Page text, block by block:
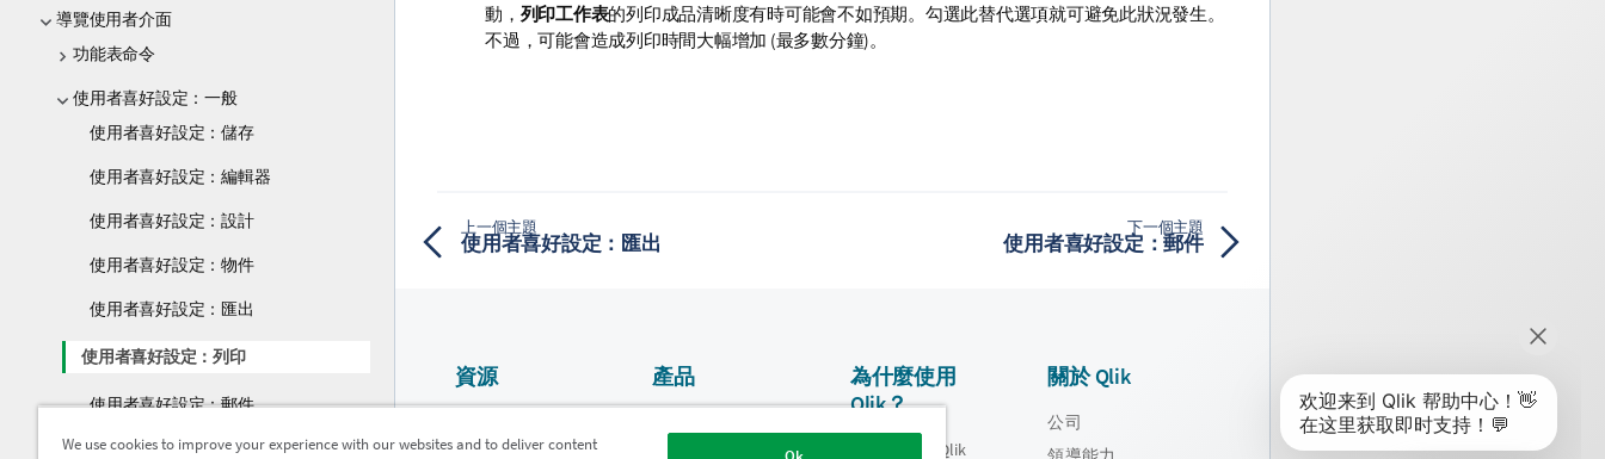
導覽使用者介面
功能表命令
使用者喜好設定：一般
使用者喜好設定：儲存
使用者喜好設定：編輯器
使用者喜好設定：設計
使用者喜好設定：物件
使用者喜好設定：匯出
使用者喜好設定：列印
使用者喜好設定：郵件
使用者喜好設定：位置
動， 列印工作表的列印成品清晰度有時可能會不如預期。勾選此替代選項就可避免此狀況發生。
不過，可能會造成列印時間大幅增加 (最多數分鐘)。
上一個主題
使用者喜好設定：匯出
下一個主題
使用者喜好設定：郵件
資源 產品
為什麼使用
Qlik？
為什麼使用 Qlik
關於 Qlik
公司
We use cookies to improve your experience with our websites and to deliver content